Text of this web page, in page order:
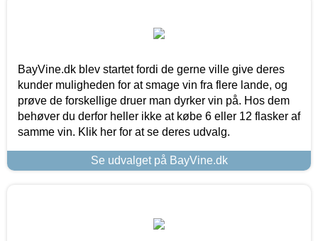
BayVine.dk blev startet fordi de gerne ville give deres
kunder muligheden for at smage vin fra flere lande, og
prøve de forskellige druer man dyrker vin på. Hos dem
behøver du derfor heller ikke at købe 6 eller 12 flasker af
samme vin. Klik her for at se deres udvalg.
Se udvalget på BayVine.dk